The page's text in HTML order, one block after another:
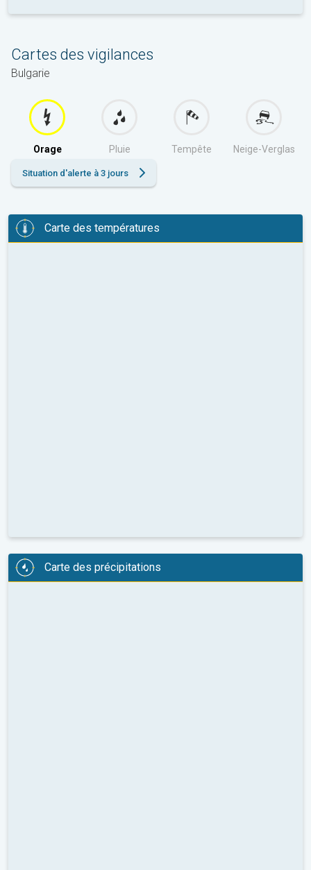
Cartes des vigilances
Bulgarie
Orage Pluie Tempête Neige-Verglas
Situation d'alerte à 3 jours
Carte des températures
Carte des précipitations